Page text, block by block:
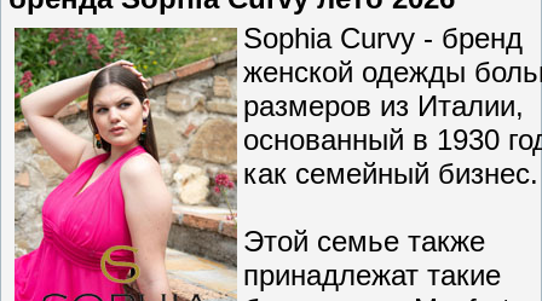
Sophia Curvy - бренд
женской одежды
размеров из Италии,
основанный в 1930
как семейный бизнес.
Этой семье также
принадлежат такие